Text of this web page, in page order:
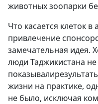
животных зоопарки
Что касается клеток
привлечение
замечательная идея.
люди Таджикистана
жизни на практике,
не было, исключая